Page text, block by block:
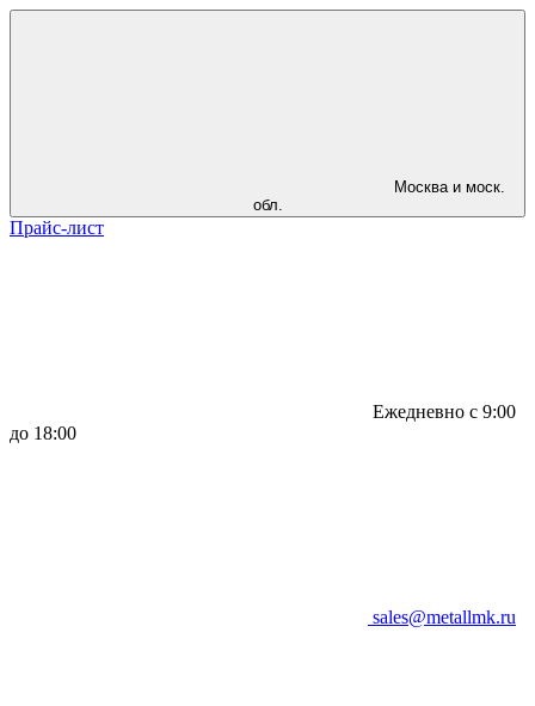
Москва и моск.
обл.
Прайс-лист
Ежедневно с 9:00
до 18:00
sales@metallmk.ru